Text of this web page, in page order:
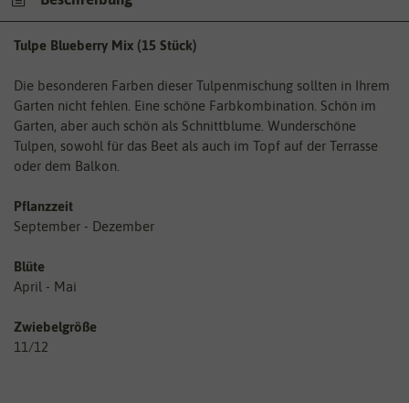
Tulpe Blueberry Mix (15 Stück)
Die besonderen Farben dieser Tulpenmischung sollten in Ihrem
Garten nicht fehlen. Eine schöne Farbkombination. Schön im
Garten, aber auch schön als Schnittblume. Wunderschöne
Tulpen, sowohl für das Beet als auch im Topf auf der Terrasse
oder dem Balkon.
Pflanzzeit
September - Dezember
Blüte
April - Mai
Zwiebelgröße
11/12